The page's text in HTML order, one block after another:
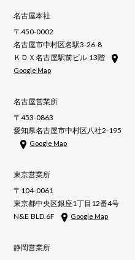
名古屋本社
〒450-0002
名古屋市中村区名駅3-26-8
ＫＤＸ名古屋駅前ビル 13階
Google Map
名古屋営業所
〒453-0863
愛知県名古屋市中村区八社2-195
Google Map
東京営業所
〒104-0061
東京都中央区銀座1丁目12番4号
N&E BLD.6F
Google Map
静岡営業所